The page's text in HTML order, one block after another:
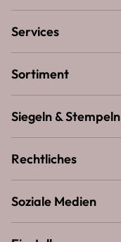
Services
Sortiment
Siegeln & Stempeln
Rechtliches
Soziale Medien